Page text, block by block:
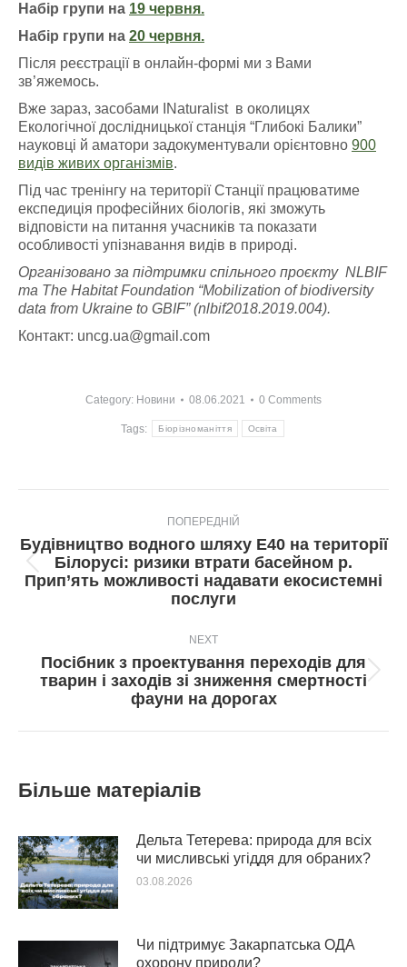
Набір групи на 19 червня.
Набір групи на 20 червня.
Після реєстрації в онлайн-формі ми з Вами
зв’яжемось.
Вже зараз, засобами INaturalist в околицях
Екологічної дослідницької станція “Глибокі Балики”
науковці й аматори задокументували орієнтовно 900
видів живих організмів.
Під час тренінгу на території Станції працюватиме
експедиція професійних біологів, які зможуть
відповісти на питання учасників та показати
особливості упізнавання видів в природі.
Організовано за підтримки спільного проєкту NLBIF
та The Habitat Foundation “Mobilization of biodiversity
data from Ukraine to GBIF” (nlbif2018.2019.004).
Контакт: uncg.ua@gmail.com
Category: Новини 08.06.2021 0 Comments
Tags: Біорізноманіття Освіта
ПОПЕРЕДНІЙ
Попередній
пост:
Будівництво водного шляху Е40 на території
Білорусі: ризики втрати басейном р.
Прип’ять можливості надавати екосистемні
послуги
NEXT
Next
post:
Посібник з проектування переходів для
тварин і заходів зі зниження смертності
фауни на дорогах
Більше матеріалів
Дельта Тетерева: природа для всіх
чи мисливські угіддя для обраних?
03.08.2026
Чи підтримує Закарпатська ОДА
охорону природи?